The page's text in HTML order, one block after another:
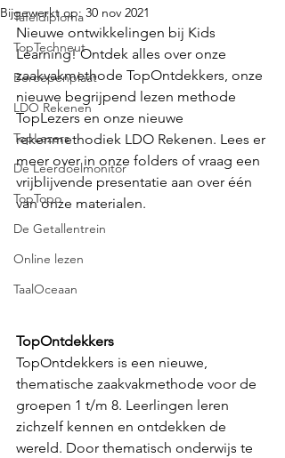
Tafeldiploma
TopTechneut
Beroepenplaat
LDO Rekenen
TopLezers
De Leerdoelmonitor
TopTopo
De Getallentrein
Online lezen
TaalOceaan
Bijgewerkt op:30 nov 2021
Nieuwe ontwikkelingen bij Kids
Learning! Ontdek alles over onze
zaakvakmethode TopOntdekkers, onze
nieuwe begrijpend lezen methode
TopLezers en onze nieuwe
rekenmethodiek LDO Rekenen. Lees er
meer over in onze folders of vraag een
vrijblijvende presentatie aan over één
van onze materialen.
TopOntdekkers
TopOntdekkers is een nieuwe,
thematische zaakvakmethode voor de
groepen 1 t/m 8. Leerlingen leren
zichzelf kennen en ontdekken de
wereld. Door thematisch onderwijs te